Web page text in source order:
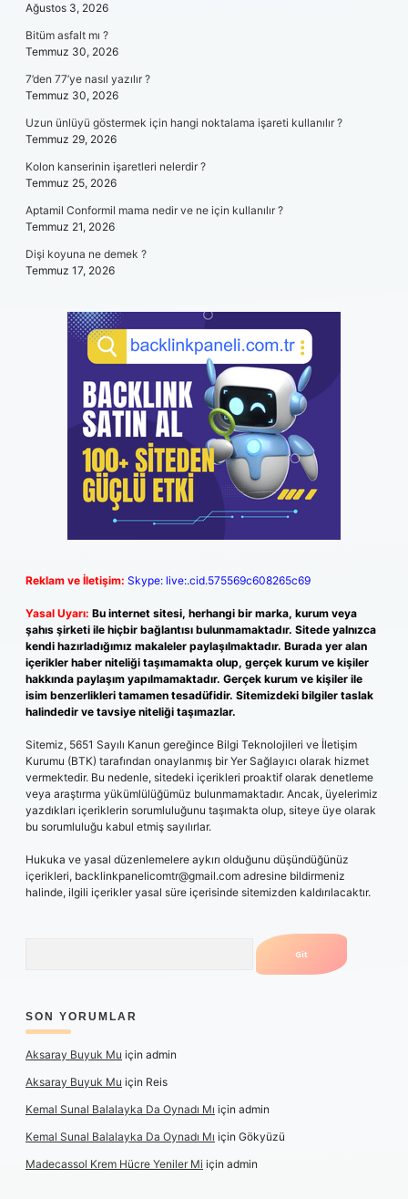
Ağustos 3, 2026
Bitüm asfalt mı ?
Temmuz 30, 2026
7’den 77’ye nasıl yazılır ?
Temmuz 30, 2026
Uzun ünlüyü göstermek için hangi noktalama işareti kullanılır ?
Temmuz 29, 2026
Kolon kanserinin işaretleri nelerdir ?
Temmuz 25, 2026
Aptamil Conformil mama nedir ve ne için kullanılır ?
Temmuz 21, 2026
Dişi koyuna ne demek ?
Temmuz 17, 2026
Reklam ve İletişim: Skype: live:.cid.575569c608265c69
Yasal Uyarı: Bu internet sitesi, herhangi bir marka, kurum veya
şahıs şirketi ile hiçbir bağlantısı bulunmamaktadır. Sitede yalnızca
kendi hazırladığımız makaleler paylaşılmaktadır. Burada yer alan
içerikler haber niteliği taşımamakta olup, gerçek kurum ve kişiler
hakkında paylaşım yapılmamaktadır. Gerçek kurum ve kişiler ile
isim benzerlikleri tamamen tesadüfidir. Sitemizdeki bilgiler taslak
halindedir ve tavsiye niteliği taşımazlar.
Sitemiz, 5651 Sayılı Kanun gereğince Bilgi Teknolojileri ve İletişim
Kurumu (BTK) tarafından onaylanmış bir Yer Sağlayıcı olarak hizmet
vermektedir. Bu nedenle, sitedeki içerikleri proaktif olarak denetleme
veya araştırma yükümlülüğümüz bulunmamaktadır. Ancak, üyelerimiz
yazdıkları içeriklerin sorumluluğunu taşımakta olup, siteye üye olarak
bu sorumluluğu kabul etmiş sayılırlar.
Hukuka ve yasal düzenlemelere aykırı olduğunu düşündüğünüz
içerikleri, backlinkpanelicomtr@gmail.com adresine bildirmeniz
halinde, ilgili içerikler yasal süre içerisinde sitemizden kaldırılacaktır.
SON YORUMLAR
Aksaray Buyuk Mu için admin
Aksaray Buyuk Mu için Reis
Kemal Sunal Balalayka Da Oynadı Mı için admin
Kemal Sunal Balalayka Da Oynadı Mı için Gökyüzü
Madecassol Krem Hücre Yeniler Mi için admin